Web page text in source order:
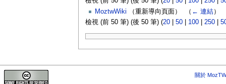
MoztwWiki （重新導向頁面） ‎ （ ← 連結）
檢視 (前 50 筆) (後 50 筆) (20| 50| 100| 250|
關於